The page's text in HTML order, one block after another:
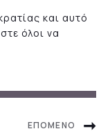
και αυτό
όλοι να